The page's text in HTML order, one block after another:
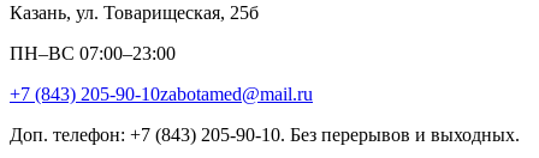
Казань, ул. Товарищеская, 25б
ПН–ВС 07:00–23:00
+7 (843) 205-90-10zabotamed@mail.ru
Доп. телефон: +7 (843) 205-90-10. Без перерывов и выходных.